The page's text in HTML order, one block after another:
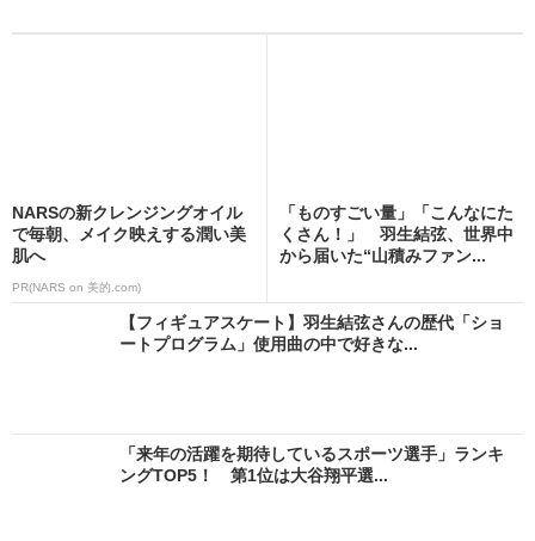
NARSの新クレンジングオイル
で毎朝、メイク映えする潤い美
肌へ
PR(NARS on 美的.com)
「ものすごい量」「こんなにた
くさん！」 羽生結弦、世界中
から届いた“山積みファン...
【フィギュアスケート】羽生結弦さんの歴代「ショ
ートプログラム」使用曲の中で好きな...
「来年の活躍を期待しているスポーツ選手」ランキ
ングTOP5！ 第1位は大谷翔平選...